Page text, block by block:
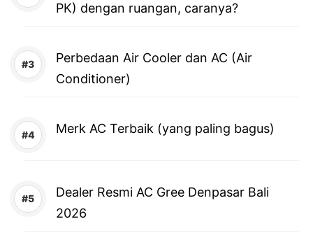
PK) dengan ruangan, caranya?
Perbedaan Air Cooler dan AC (Air
Conditioner)
Merk AC Terbaik (yang paling bagus)
Dealer Resmi AC Gree Denpasar Bali
2026